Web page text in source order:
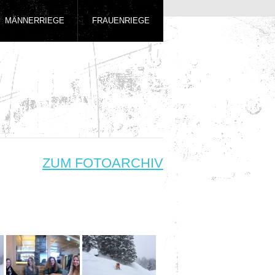
MÄNNERRIEGE FRAUENRIEGE
ZUM FOTOARCHIV